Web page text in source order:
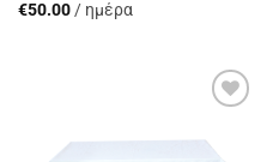
€50.00/ ημέρα
Wishlist